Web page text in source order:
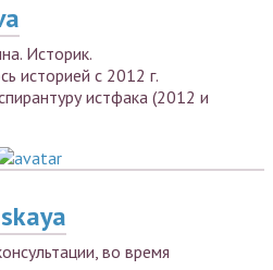
Историк.
историей с 2012 г.
истфака (2012 и
во время